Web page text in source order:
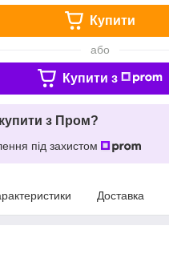
Купити
або
Купити з
з Пром?
під захистом
Доставка